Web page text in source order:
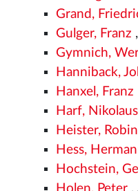
Grand,
Gulger, Franz
Gymnich,
Hanniback,
Hanxel, Franz
Harf, Nikolaus
Heister, Robin
Hess,
Hochstein,